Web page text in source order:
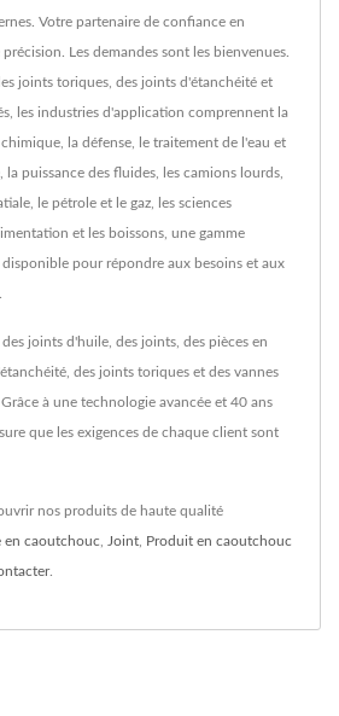
Votre partenaire de confiance en
Les demandes sont les bienvenues.
joints toriques, des joints d'étanchéité et
les industries d'application comprennent la
la défense, le traitement de l'eau et
puissance des fluides, les camions lourds,
le pétrole et le gaz, les sciences
et les boissons, une gamme
pour répondre aux besoins et aux
joints d'huile, des joints, des pièces en
des joints toriques et des vannes
à une technologie avancée et 40 ans
que les exigences de chaque client sont
nos produits de haute qualité
en caoutchouc Joint Produit en caoutchouc
.